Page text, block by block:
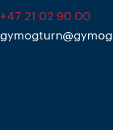
+47 21 02 90 00